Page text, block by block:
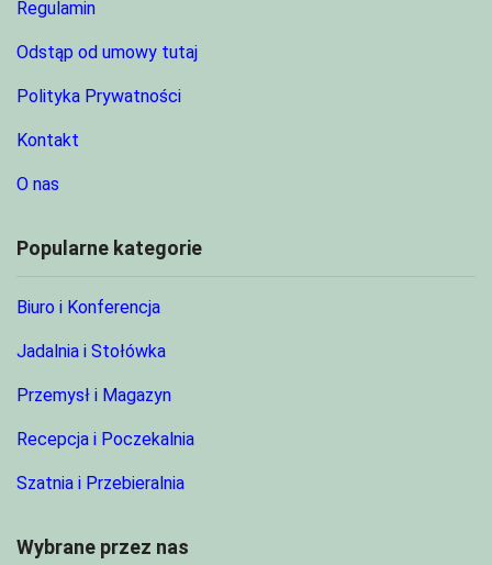
Regulamin
Odstąp od umowy tutaj
Polityka Prywatności
Kontakt
O nas
Popularne kategorie
Biuro i Konferencja
Jadalnia i Stołówka
Przemysł i Magazyn
Recepcja i Poczekalnia
Szatnia i Przebieralnia
Wybrane przez nas